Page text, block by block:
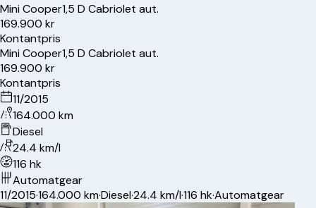
MiniCooper1,5 D Cabriolet aut.
169.900 kr
Kontantpris
MiniCooper1,5 D Cabriolet aut.
169.900 kr
Kontantpris
11/2015
164.000 km
Diesel
24.4 km/l
116 hk
Automatgear
11/2015·164.000 km·Diesel·24.4 km/l·116 hk·Automatgear